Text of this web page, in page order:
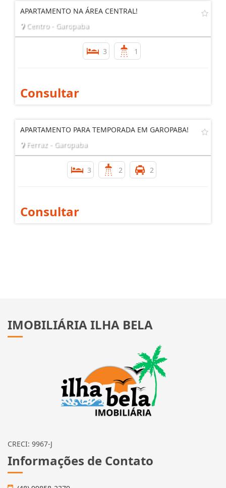
APARTAMENTO NA ÁREA CENTRAL!
Centro - Garopaba
3 1
Consultar
APARTAMENTO PARA TEMPORADA EM GAROPABA!
Ferraz - Garopaba
3 2 2
Consultar
IMOBILIÁRIA ILHA BELA
CRECI: 9967-J
Informações de Contato